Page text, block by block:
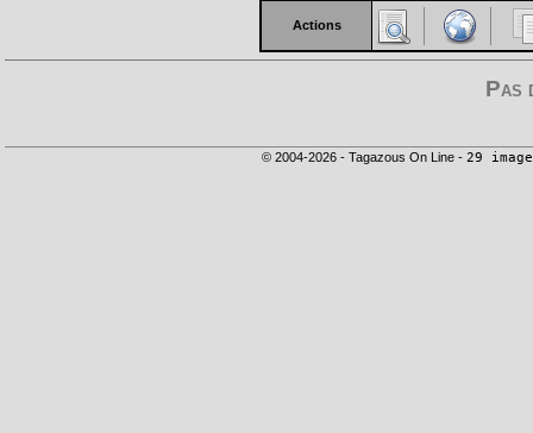
Actions
Pas
© 2004-2026 - Tagazous On Line - 29